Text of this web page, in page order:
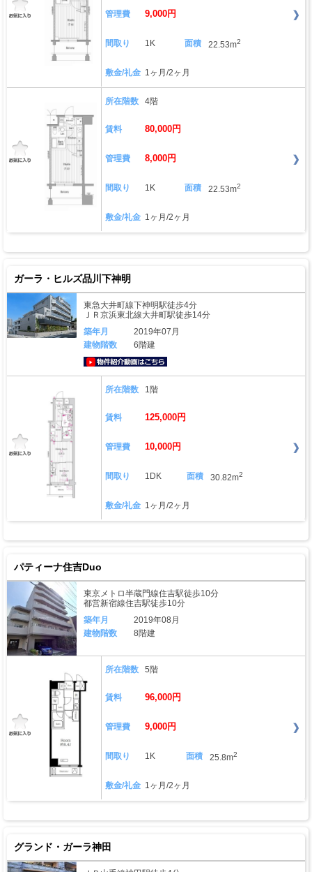
管理費 9,000円
間取り 1K 面積 22.53m2
敷金/礼金 1ヶ月/2ヶ月
所在階数 4階
賃料 80,000円
管理費 8,000円
間取り 1K 面積 22.53m2
敷金/礼金 1ヶ月/2ヶ月
ガーラ・ヒルズ品川下神明
東急大井町線下神明駅徒歩4分
ＪＲ京浜東北線大井町駅徒歩14分
築年月
2019年07月
建物階数
6階建
所在階数 1階
賃料 125,000円
管理費 10,000円
間取り 1DK 面積 30.82m2
敷金/礼金 1ヶ月/2ヶ月
パティーナ住吉Duo
東京メトロ半蔵門線住吉駅徒歩10分
都営新宿線住吉駅徒歩10分
築年月
2019年08月
建物階数
8階建
所在階数 5階
賃料 96,000円
管理費 9,000円
間取り 1K 面積 25.8m2
敷金/礼金 1ヶ月/2ヶ月
グランド・ガーラ神田